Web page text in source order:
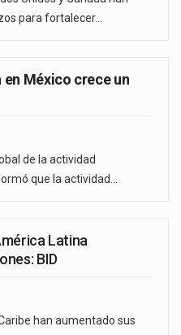
para fortalecer…
México crece un
de la actividad
que la actividad…
Latina
BID
han aumentado sus